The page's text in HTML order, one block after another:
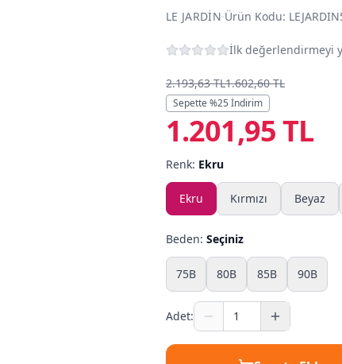
LE JARDIN·Ürün Kodu:
İlk değerlendirmeyi
2.193,63 TL1.602,60 TL
Sepette %25 İndirim
1.201,95 TL
Renk: Ekru
Ekru Kırmızı Beyaz
Beden: Seçiniz
75B 80B 85B 90B
Adet: